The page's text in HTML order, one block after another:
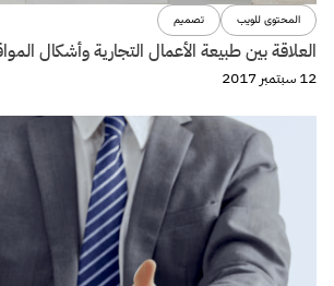
المحتوى للويب تصميم
العلاقة بين طبيعة الأعمال التجارية وأشكال
12 سبتمبر 2017